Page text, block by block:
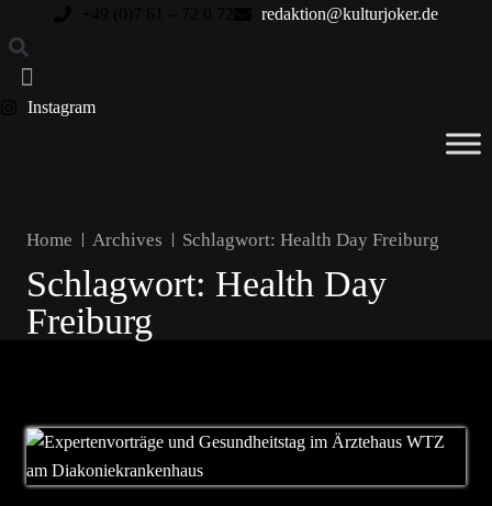
redaktion@kulturjoker.de
Instagram
Home Archives Schlagwort: Health Day Freiburg
Schlagwort: Health Day
Freiburg